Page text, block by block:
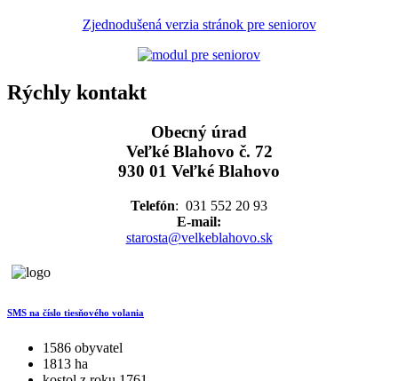
Zjednodušená verzia stránok pre seniorov
Rýchly kontakt
Obecný úrad
Veľké Blahovo č. 72
930 01 Veľké Blahovo
Telefón: 031 552 20 93
E-mail:
starosta@velkeblahovo.sk
SMS na číslo tiesňového volania
1586 obyvatel
1813 ha